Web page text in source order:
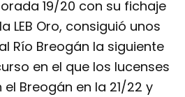
19/20 con su fichaje
LEB Oro, consiguió unos
Río Breogán la siguiente
en el que los lucenses
Breogán en la 21/22 y